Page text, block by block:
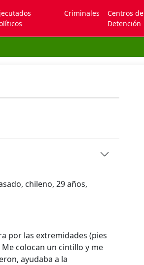
Criminales
Centros de
Detención
chileno, 29 años,
por las extremidades (pies
colocan un cintillo y me
ayudaba a la